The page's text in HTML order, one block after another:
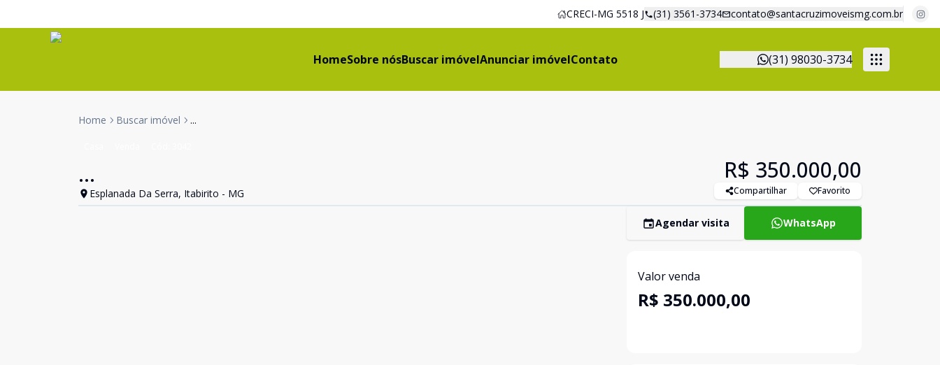
CRECI-MG 5518 J (31) 3561-3734 contato@santacruzimoveismg.com.br
HomeSobre nósBuscar imóvelAnunciar imóvelContato (31) 98030-3734
Home Buscar imóvel ...
...
Esplanada Da Serra, Itabirito - MG
R$ 350.000,00
Compartilhar Favorito
Agendar visita WhatsApp
Valor venda
R$ 350.000,00